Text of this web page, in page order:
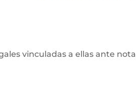
vinculadas a ellas ante